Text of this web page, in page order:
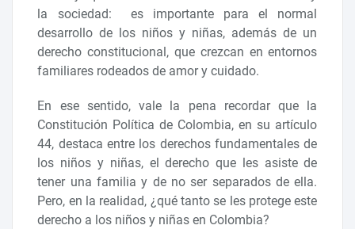
la sociedad: es importante para el normal
desarrollo de los niños y niñas, además de un
derecho constitucional, que crezcan en entornos
familiares rodeados de amor y cuidado.
En ese sentido, vale la pena recordar que la
Constitución Política de Colombia, en su artículo
44, destaca entre los derechos fundamentales de
los niños y niñas, el derecho que les asiste de
tener una familia y de no ser separados de ella.
Pero, en la realidad, ¿qué tanto se les protege este
derecho a los niños y niñas en Colombia?